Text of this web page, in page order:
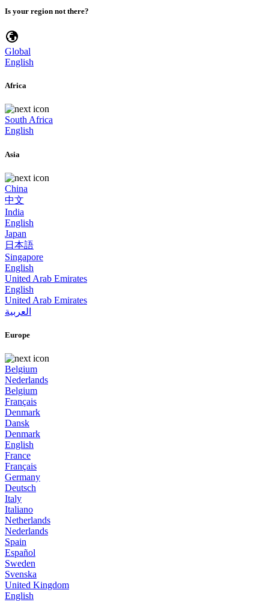
Is your region not there?
Global
English
Africa
South Africa
English
Asia
China
中文
India
English
Japan
日本語
Singapore
English
United Arab Emirates
English
United Arab Emirates
العربية
Europe
Belgium
Nederlands
Belgium
Français
Denmark
Dansk
Denmark
English
France
Français
Germany
Deutsch
Italy
Italiano
Netherlands
Nederlands
Spain
Español
Sweden
Svenska
United Kingdom
English